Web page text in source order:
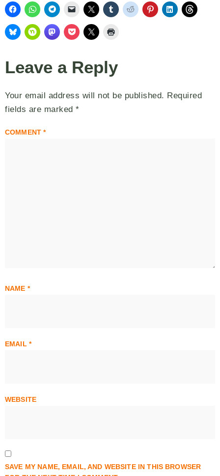
Leave a Reply
Your email address will not be published. Required
fields are marked *
COMMENT*
NAME *
EMAIL *
WEBSITE
SAVE MY NAME, EMAIL, AND WEBSITE IN THIS BROWSER